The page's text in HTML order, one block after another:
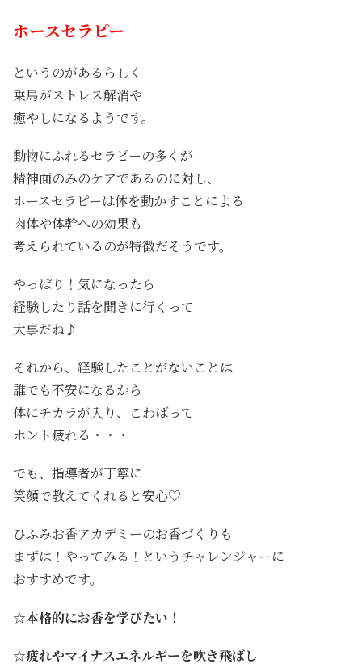
ホースセラピー
というのがあるらしく
乗馬がストレス解消や
癒やしになるようです。
動物にふれるセラピーの多くが
精神面のみのケアであるのに対し、
ホースセラピーは体を動かすことによる
肉体や体幹への効果も
考えられているのが特徴だそうです。
やっぱり！気になったら
経験したり話を聞きに行くって
大事だね♪
それから、経験したことがないことは
誰でも不安になるから
体にチカラが入り、こわばって
ホント疲れる・・・
でも、指導者が丁寧に
笑顔で教えてくれると安心♡
ひふみお香アカデミーのお香づくりも
まずは！やってみる！というチャレンジャーに
おすすめです。
☆本格的にお香を学びたい！
☆疲れやマイナスエネルギーを吹き飛ばし